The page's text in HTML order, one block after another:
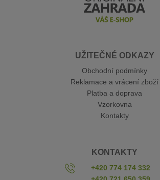
UŽITEČNÉ ODKAZY
Obchodní podmínky
Reklamace a vrácení zboží
Platba a doprava
Vzorkovna
Kontakty
KONTAKTY
+420 774 174 332